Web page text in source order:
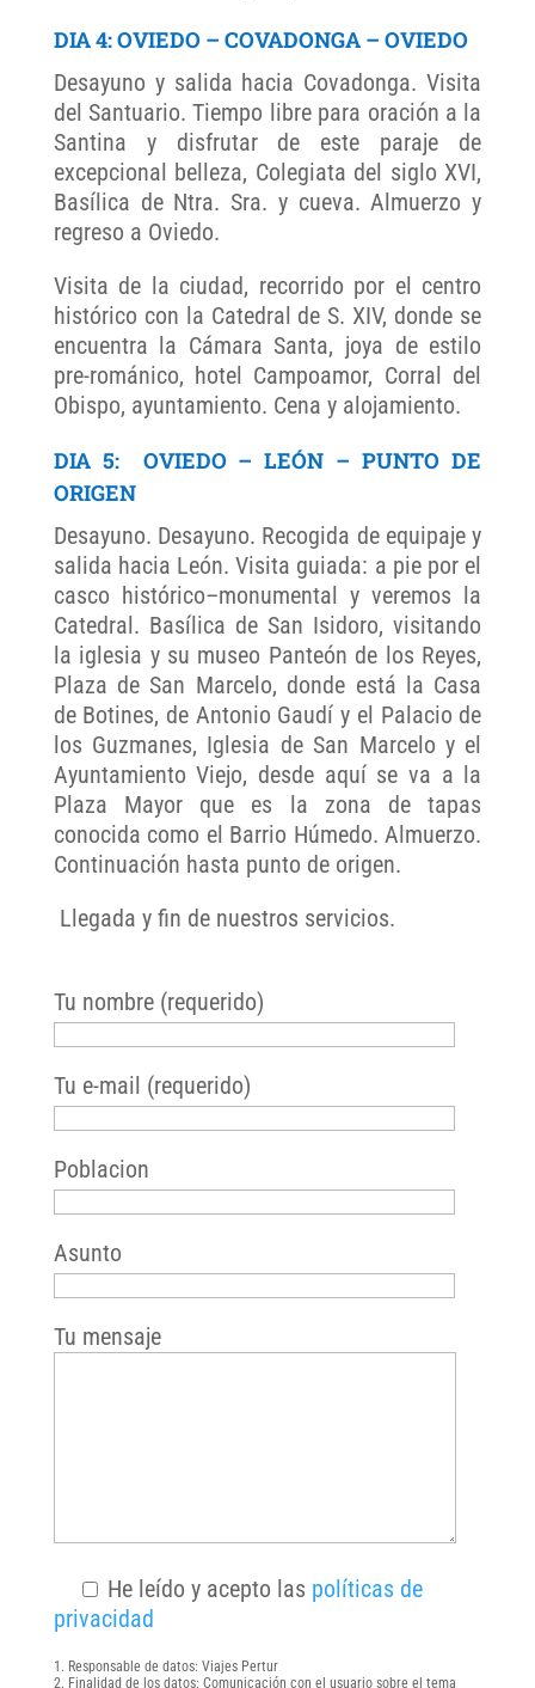
DIA 4: OVIEDO – COVADONGA – OVIEDO
Desayuno y salida hacia Covadonga. Visita
del Santuario. Tiempo libre para oración a la
Santina y disfrutar de este paraje de
excepcional belleza, Colegiata del siglo XVI,
Basílica de Ntra. Sra. y cueva. Almuerzo y
regreso a Oviedo.
Visita de la ciudad, recorrido por el centro
histórico con la Catedral de S. XIV, donde se
encuentra la Cámara Santa, joya de estilo
pre-románico, hotel Campoamor, Corral del
Obispo, ayuntamiento. Cena y alojamiento.
DIA 5: OVIEDO – LEÓN – PUNTO DE
ORIGEN
Desayuno. Desayuno. Recogida de equipaje y
salida hacia León. Visita guiada: a pie por el
casco histórico–monumental y veremos la
Catedral. Basílica de San Isidoro, visitando
la iglesia y su museo Panteón de los Reyes,
Plaza de San Marcelo, donde está la Casa
de Botines, de Antonio Gaudí y el Palacio de
los Guzmanes, Iglesia de San Marcelo y el
Ayuntamiento Viejo, desde aquí se va a la
Plaza Mayor que es la zona de tapas
conocida como el Barrio Húmedo. Almuerzo.
Continuación hasta punto de origen.
Llegada y fin de nuestros servicios.
Tu nombre (requerido)
Tu e-mail (requerido)
Poblacion
Asunto
Tu mensaje
He leído y acepto las políticas de
privacidad
Responsable de datos: Viajes Pertur
Finalidad de los datos: Comunicación con el usuario sobre el tema